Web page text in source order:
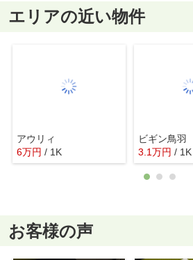
エリアの近い物件
アウリィ
6万円 / 1K
ビギン鳥羽
3.1万円 / 1K
お客様の声